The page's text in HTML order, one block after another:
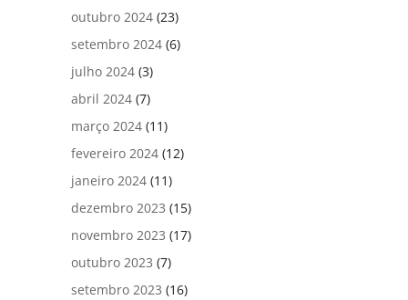
outubro 2024 (23)
setembro 2024 (6)
julho 2024 (3)
abril 2024 (7)
março 2024 (11)
fevereiro 2024 (12)
janeiro 2024 (11)
dezembro 2023 (15)
novembro 2023 (17)
outubro 2023 (7)
setembro 2023 (16)